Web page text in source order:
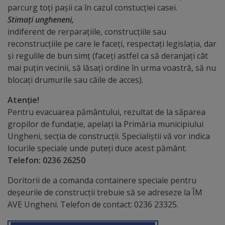
Comisii
de
specialitate
Regulamentul
Calitate
și
integritate
Servicii
Plăți
parcurg toți pașii ca în cazul constucției casei.
Stimați ungheneni,
indiferent de rerparațiile, construcțiile sau
reconstrucțiile pe care le faceți, respectați legislația, dar
și regulile de bun simț (faceți astfel ca să deranjați cât
mai puțin vecinii, să lăsați ordine în urma voastră, să nu
blocați drumurile sau căile de acces).
Atenție!
Pentru evacuarea pământului, rezultat de la săparea
gropilor de fundație, apelați la Primăria municipiului
Ungheni, secția de construcții. Specialiștii vă vor indica
locurile speciale unde puteți duce acest pământ.
Telefon: 0236 26250
Doritorii de a comanda containere speciale pentru
deșeurile de construcții trebuie să se adreseze la ÎM
AVE Ungheni. Telefon de contact: 0236 23325.